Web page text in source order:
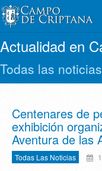
Actualidad en
Todas las noticias
Centenares de
exhibición
Aventura de las
Todas Las Noticias